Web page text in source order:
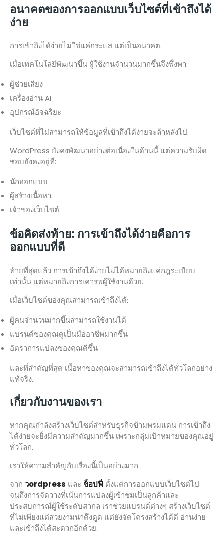
อนาคตของการออกแบบเว็บไซต์ที่เข้าถึงได้
ง่าย
การเข้าถึงได้ง่ายไม่ใช่แค่กระแส แต่เป็นอนาคต.
เมื่อเทคโนโลยีพัฒนาขึ้น ผู้ใช้งานจำนวนมากขึ้นจึงพึ่งพา:
ผู้ช่วยเสียง
เครื่องอ่าน AI
อุปกรณ์อัจฉริยะ
เว็บไซต์ที่ไม่สามารถให้ข้อมูลที่เข้าถึงได้ง่ายจะล้าหลังไป.
WordPress ยังคงพัฒนาอย่างต่อเนื่องในด้านนี้ แต่ความรับผิด
ชอบยังคงอยู่ที่:
นักออกแบบ
ผู้สร้างเนื้อหา
เจ้าของเว็บไซต์
ข้อคิดส่งท้าย: การเข้าถึงได้ง่ายคือการ
ออกแบบที่ดี
ท้ายที่สุดแล้ว การเข้าถึงได้ง่ายไม่ได้หมายถึงแค่กฎระเบียบ
เท่านั้น แต่หมายถึงการเคารพผู้ใช้งานด้วย.
เมื่อเว็บไซต์ของคุณสามารถเข้าถึงได้:
ผู้คนจำนวนมากขึ้นสามารถใช้งานได้
แบรนด์ของคุณดูเป็นมืออาชีพมากขึ้น
อัตราการแปลงของคุณดีขึ้น
และที่สำคัญที่สุด เนื้อหาของคุณจะสามารถเข้าถึงได้ทั่วโลกอย่าง
แท้จริง.
เกี่ยวกับงานของเรา
หากคุณกำลังสร้างเว็บไซต์สำหรับธุรกิจข้ามพรมแดน การเข้าถึง
ได้ง่ายจะยิ่งมีความสำคัญมากขึ้น เพราะกลุ่มเป้าหมายของคุณอยู่
ทั่วโลก.
เราให้ความสำคัญกับเรื่องนี้เป็นอย่างมาก.
จาก วordpress และ ช็อปฟี่ ตั้งแต่การออกแบบเว็บไซต์ไป
จนถึงการจัดวางที่เน้นการแปลงผู้เข้าชมเป็นลูกค้าและ
ประสบการณ์ผู้ใช้ระดับสากล เราช่วยแบรนด์ต่างๆ สร้างเว็บไซต์
ที่ไม่เพียงแต่สวยงามน่าดึงดูด แต่ยังจัดโครงสร้างได้ดี อ่านง่าย
และเข้าถึงได้สะดวกอีกด้วย.